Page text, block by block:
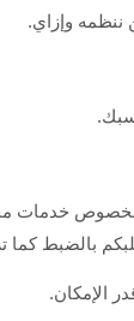
ننظمه وإزاي.
بخصوص خدمات
بالضبط كما
الإمكان.